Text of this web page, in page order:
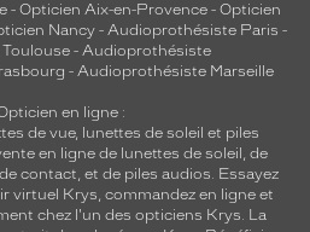
- Opticien Aix-en-Provence - Opticien
Nancy - Audioprothésiste Paris -
- Audioprothésiste
- Audioprothésiste Marseille
en ligne :
de vue, lunettes de soleil et piles
en ligne de lunettes de soleil, de
contact, et de piles audios. Essayez
virtuel Krys, commandez en ligne et
chez l'un des opticiens Krys. La